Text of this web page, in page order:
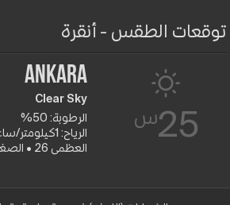
توقعات الطقس - أنقرة
25س
Ankara
Clear Sky
الرطوبة: 50%
الرياح: 1كيلومتر/ساعة غ.ج.غ
العظمى 26 • الصغرى 25